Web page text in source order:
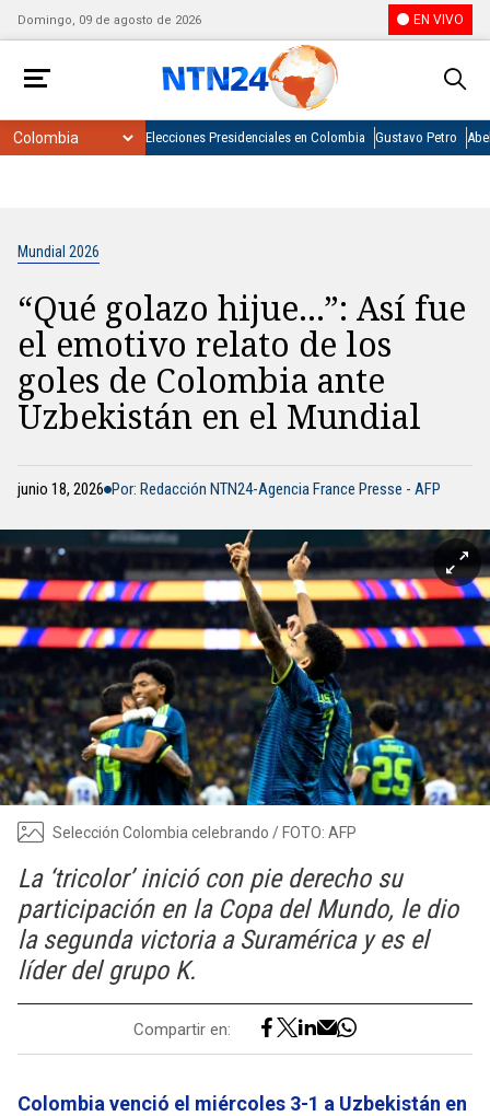
Domingo, 09 de agosto de 2026 EN VIVO
Elecciones Presidenciales en Colombia Gustavo Petro
Mundial 2026
“Qué golazo hijue…”: Así fue
el emotivo relato de los
goles de Colombia ante
Uzbekistán en el Mundial
junio 18, 2026 Por: Redacción NTN24-Agencia France Presse - AFP
Selección Colombia celebrando / FOTO: AFP
La ‘tricolor’ inició con pie derecho su
participación en la Copa del Mundo, le dio
la segunda victoria a Suramérica y es el
líder del grupo K.
Compartir en:
Colombia venció el miércoles 3-1 a Uzbekistán en